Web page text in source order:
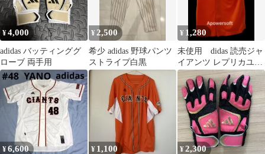
¥4,000
adidas バッティンググ
ローブ 両手用
¥ 2,500
希少 adidas 野球パンツ
ストライプ白黒
¥ 1,280
未使用 didas 読売ジャ
イアンツ レプリカユニ
フォーム オレンジ S
¥6,600 ¥ 1,100 ¥2,300